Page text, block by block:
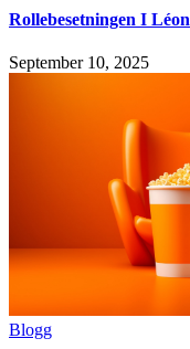
Rollebesetningen I Léon
September 10, 2025
Blogg